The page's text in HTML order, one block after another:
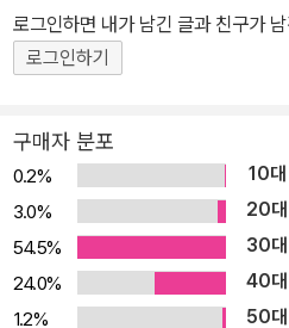
로그인하면 내가 남긴 글과 친구가
로그인하기
구매자 분포
0.2% 10대
3.0%
20대
54.5%
30대
24.0%
40대
1.2%
50대